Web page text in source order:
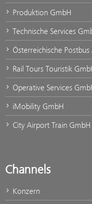
Produktion GmbH
Technische Services
Österreichische Postbus
Rail Tours Touristik
Operative Services
iMobility GmbH
City Airport Train GmbH
Channels
Konzern